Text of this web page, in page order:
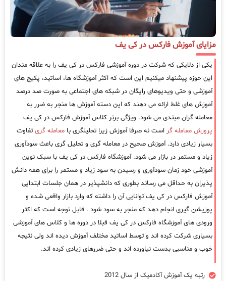
مزایای آموزش فارکس در کی یف
یکی از دلایکی که شرکت در دوره آموزشی فارکس در کی یف را به علاقه مندان
این حوزه پیشنهاد میکنیم این است که اکثر آموزشگاه ها، اساتید، پکیج های
آموزشی و حتی ویدیوهای رایگان در شبکه های اجتماعی به صورت صد درصد
آموزش های غلط ارائه می دهند که این دسته آموزش ها منجر به ضرر به
معامله گران مبتدی می شود. ویژگی برتر کلاس آموزش فارکس در کی یف
پرورش معامله گر است نه صرفا آموزش زیرا تحلیلگری با معامله گری تفاوت
بسیار زیادی دارد. آموزش صحیح در معامله گری و تحلیل گری باعث سودآوری
زیاد و مستمر در بازار می شود. آموزشگاه فارکس در کی یف با سبک نوین
آموزشی خود زمان سودآوری و رسیدن به سود زیاد و مستمر را برای همه دانش
پذیران به حداقل می رساند بطوری که دانشپذیر در همان جلسات ابتدایی
آموزش فارکس در کی یف توانایی آن را داشته که وارد بازار واقعی شده و
پوزیشن گیری انجام دهد که منجر به سود شود . قابل توجه است که اکثر
ورودی های آموزشگاه فارکس در کی یف قبلا در دوره ها و کلاس های آموزشی
بسیاری شرکت کرده اند و توسط اساتید مختلف آموزش دیده اند ولی نتیجه
خوب و مناسبی بدست نیاورده اند و حتی ضررهای زیادی کرده اند.
رتبه یک آموزش آکادمیک از سال 2012